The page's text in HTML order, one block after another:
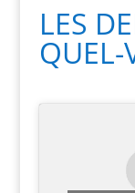
LES
QUEL-